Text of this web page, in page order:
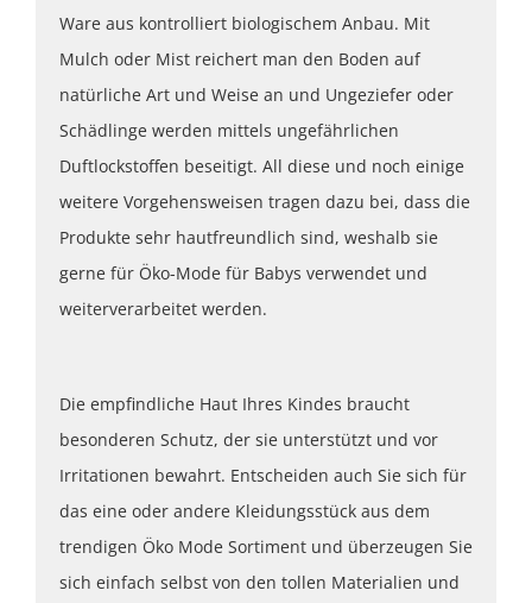
Ware aus kontrolliert biologischem Anbau. Mit
Mulch oder Mist reichert man den Boden auf
natürliche Art und Weise an und Ungeziefer oder
Schädlinge werden mittels ungefährlichen
Duftlockstoffen beseitigt. All diese und noch einige
weitere Vorgehensweisen tragen dazu bei, dass die
Produkte sehr hautfreundlich sind, weshalb sie
gerne für Öko-Mode für Babys verwendet und
weiterverarbeitet werden.
Die empfindliche Haut Ihres Kindes braucht
besonderen Schutz, der sie unterstützt und vor
Irritationen bewahrt. Entscheiden auch Sie sich für
das eine oder andere Kleidungsstück aus dem
trendigen Öko Mode Sortiment und überzeugen Sie
sich einfach selbst von den tollen Materialien und